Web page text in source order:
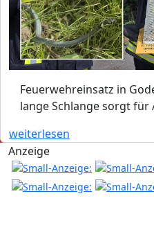
Feuerwehreinsatz in
lange Schlange sorgt für
weiterlesen
Anzeige